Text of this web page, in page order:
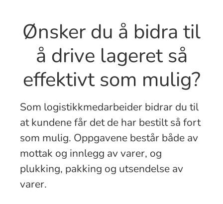
Ønsker du å bidra til
å drive lageret så
effektivt som mulig?
Som logistikkmedarbeider bidrar du til
at kundene får det de har bestilt så fort
som mulig. Oppgavene består både av
mottak og innlegg av varer, og
plukking, pakking og utsendelse av
varer.